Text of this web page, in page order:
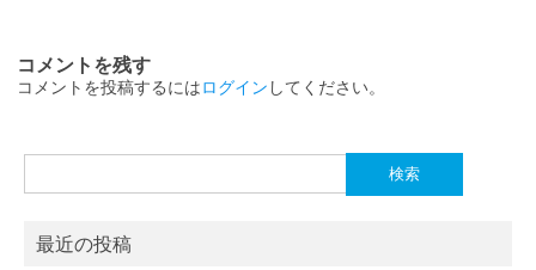
コメントを残す
コメントを投稿するにはログイン してください。
索:
最近の投稿